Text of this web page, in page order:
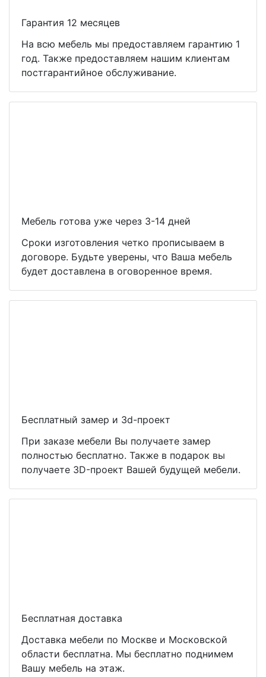
Гарантия 12 месяцев
На всю мебель мы предоставляем гарантию 1
год. Также предоставляем нашим клиентам
постгарантийное обслуживание.
Мебель готова уже через 3-14 дней
Сроки изготовления четко прописываем в
договоре. Будьте уверены, что Ваша мебель
будет доставлена в оговоренное время.
Бесплатный замер и 3d-проект
При заказе мебели Вы получаете замер
полностью бесплатно. Также в подарок вы
получаете 3D-проект Вашей будущей мебели.
Бесплатная доставка
Доставка мебели по Москве и Московской
области бесплатна. Мы бесплатно поднимем
Вашу мебель на этаж.